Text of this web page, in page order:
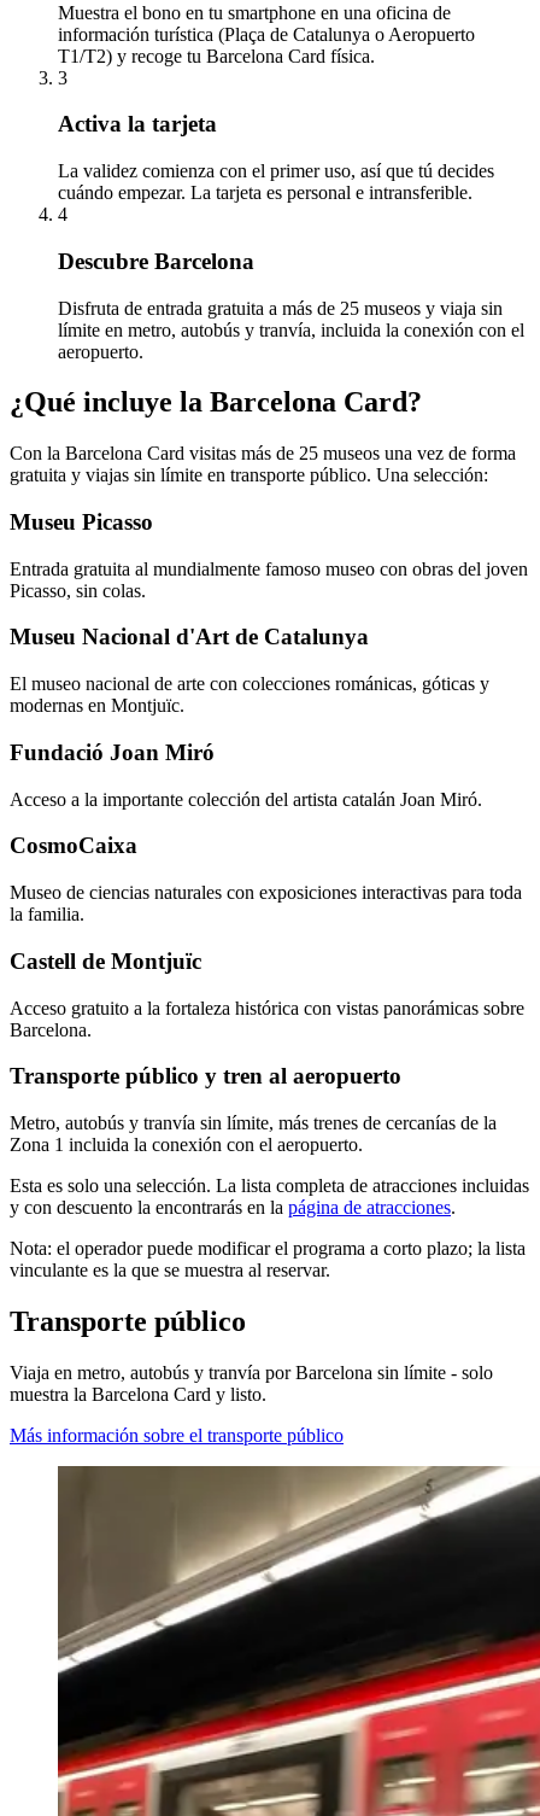
Muestra el bono en tu smartphone en una oficina de
información turística (Plaça de Catalunya o Aeropuerto
T1/T2) y recoge tu Barcelona Card física.
3
Activa la tarjeta
La validez comienza con el primer uso, así que tú decides
cuándo empezar. La tarjeta es personal e intransferible.
4
Descubre Barcelona
Disfruta de entrada gratuita a más de 25 museos y viaja sin
límite en metro, autobús y tranvía, incluida la conexión con el
aeropuerto.
¿Qué incluye la Barcelona Card?
Con la Barcelona Card visitas más de 25 museos una vez de forma
gratuita y viajas sin límite en transporte público. Una selección:
Museu Picasso
Entrada gratuita al mundialmente famoso museo con obras del joven
Picasso, sin colas.
Museu Nacional d'Art de Catalunya
El museo nacional de arte con colecciones románicas, góticas y
modernas en Montjuïc.
Fundació Joan Miró
Acceso a la importante colección del artista catalán Joan Miró.
CosmoCaixa
Museo de ciencias naturales con exposiciones interactivas para toda
la familia.
Castell de Montjuïc
Acceso gratuito a la fortaleza histórica con vistas panorámicas sobre
Barcelona.
Transporte público y tren al aeropuerto
Metro, autobús y tranvía sin límite, más trenes de cercanías de la
Zona 1 incluida la conexión con el aeropuerto.
Esta es solo una selección. La lista completa de atracciones incluidas
y con descuento la encontrarás en la página de atracciones.
Nota: el operador puede modificar el programa a corto plazo; la lista
vinculante es la que se muestra al reservar.
Transporte público
Viaja en metro, autobús y tranvía por Barcelona sin límite - solo
muestra la Barcelona Card y listo.
Más información sobre el transporte público